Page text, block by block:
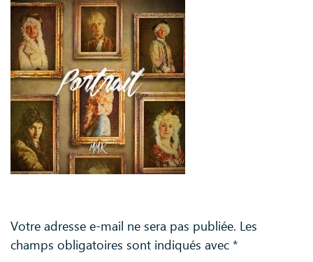
Votre adresse e-mail ne sera pas publiée. Les
champs obligatoires sont indiqués avec *